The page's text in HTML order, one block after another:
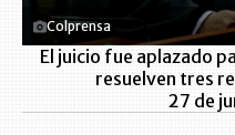
Colprensa
El juicio fue aplazado
resuelven tres
27 de